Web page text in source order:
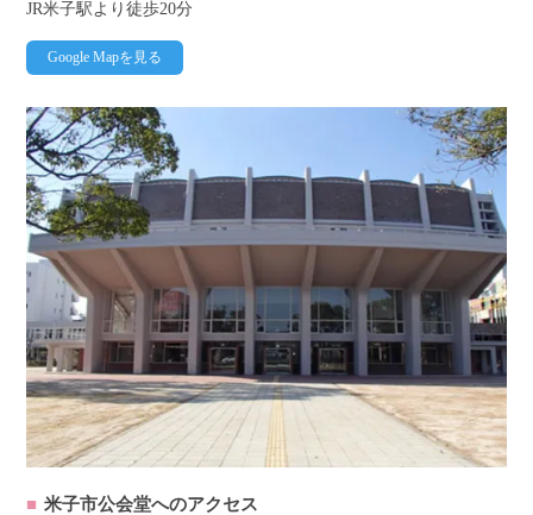
JR米子駅より徒歩20分
Google Mapを見る
米子市公会堂へのアクセス